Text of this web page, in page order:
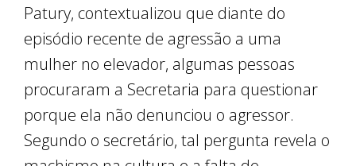
Patury, contextualizou que diante do
episódio recente de agressão a uma
mulher no elevador, algumas pessoas
procuraram a Secretaria para questionar
porque ela não denunciou o agressor.
Segundo o secretário, tal pergunta revela o